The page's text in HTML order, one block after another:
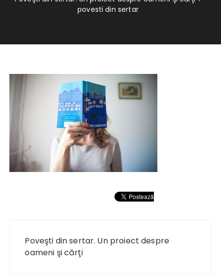
povesti din sertar
articole
Poveşti din sertar. Un proiect despre
oameni şi cărţi